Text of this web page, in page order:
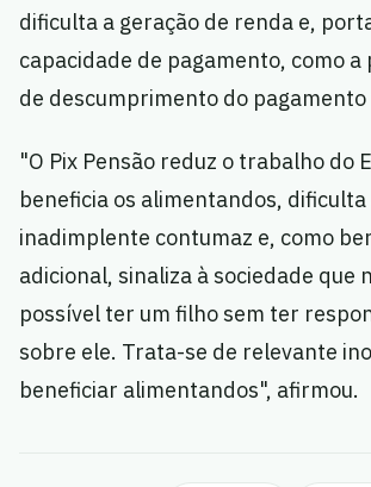
dificulta a geração de renda e,
capacidade de pagamento, como a
de descumprimento do pagamento
"O Pix Pensão reduz o trabalho do
beneficia os alimentandos, dificulta
inadimplente contumaz e, como
adicional, sinaliza à sociedade que
possível ter um filho sem ter
sobre ele. Trata-se de relevante
beneficiar alimentandos", afirmou.